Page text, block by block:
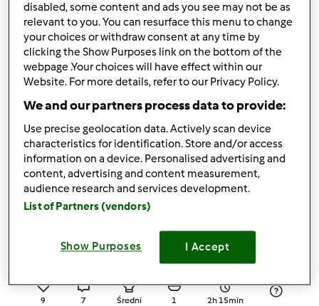
3 3 Łatwy 4 18min
5.0(1)
Zupa krem grzybowa
przez marrgarritta
2 0 Łatwy 4 10min
Chleb wiejski
przezmarrgarritta
9 7 Średni 1 2h 15min
disabled, some content and ads you see may not be as
relevant to you. You can resurface this menu to change
your choices or withdraw consent at any time by
clicking the Show Purposes link on the bottom of the
webpage .Your choices will have effect within our
Website. For more details, refer to our Privacy Policy.
We and our partners process data to provide:
Use precise geolocation data. Actively scan device
characteristics for identification. Store and/or access
information on a device. Personalised advertising and
content, advertising and content measurement,
audience research and services development.
List of Partners (vendors)
Show Purposes I Accept